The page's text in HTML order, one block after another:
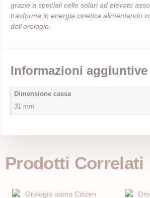
grazie a speciali celle solari ad elevato
trasforma in energia cinetica alimentando
dell’orologio.
Informazioni aggiuntive
Dimensione cassa
31 mm
Prodotti Correlati